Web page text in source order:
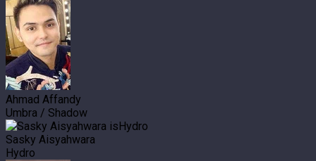
Ahmad Affandy
Umbra / Shadow
Sasky Aisyahwara
Hydro